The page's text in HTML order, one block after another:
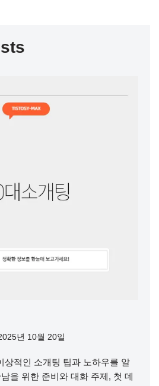
년 10월 20일
상적인 소개팅 팁과 노하우를 알
을 위한 준비와 대화 주제, 첫 데